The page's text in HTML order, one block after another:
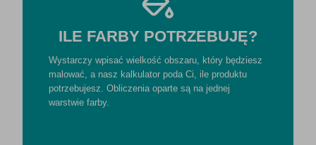
ILE FARBY POTRZEBUJĘ?
Wystarczy wpisać wielkość obszaru, który będziesz
malować, a nasz kalkulator poda Ci, ile produktu
potrzebujesz. Obliczenia oparte są na jednej
warstwie farby.